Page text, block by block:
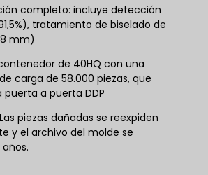
completo: incluye detección
tratamiento de biselado de
mm)
de 40HQ con una
carga de 58.000 piezas, que
a puerta DDP
piezas dañadas se reexpiden
y el archivo del molde se